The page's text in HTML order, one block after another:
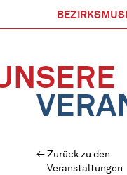
Zurück zu den
Veranstaltungen